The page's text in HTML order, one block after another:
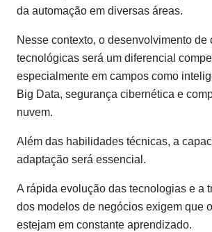
da automação em diversas áreas.
Nesse contexto, o desenvolvimento de
tecnológicas será um diferencial
especialmente em campos como
Big Data, segurança cibernética e
nuvem.
Além das habilidades técnicas, a
adaptação será essencial.
A rápida evolução das tecnologias e a
dos modelos de negócios exigem que
estejam em constante aprendizado.